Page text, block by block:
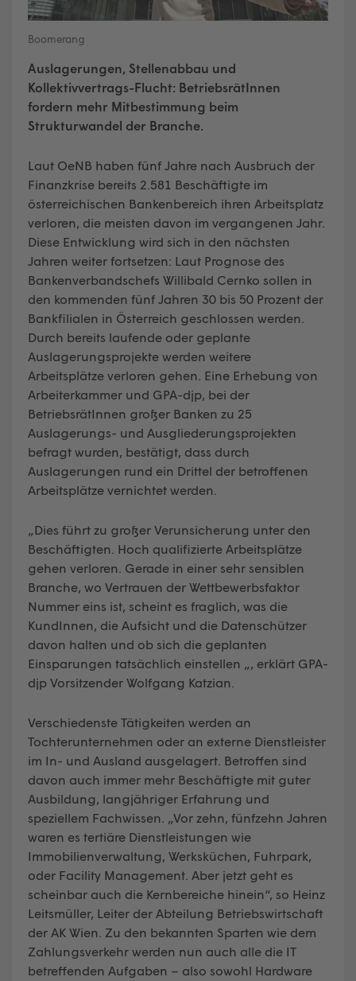
Boomerang
Auslagerungen, Stellenabbau und
Kollektivvertrags-Flucht: BetriebsrätInnen
fordern mehr Mitbestimmung beim
Strukturwandel der Branche.
Laut OeNB haben fünf Jahre nach Ausbruch der
Finanzkrise bereits 2.581 Beschäftigte im
österreichischen Bankenbereich ihren Arbeitsplatz
verloren, die meisten davon im vergangenen Jahr.
Diese Entwicklung wird sich in den nächsten
Jahren weiter fortsetzen: Laut Prognose des
Bankenverbandschefs Willibald Cernko sollen in
den kommenden fünf Jahren 30 bis 50 Prozent der
Bankfilialen in Österreich geschlossen werden.
Durch bereits laufende oder geplante
Auslagerungsprojekte werden weitere
Arbeitsplätze verloren gehen. Eine Erhebung von
Arbeiterkammer und GPA-djp, bei der
BetriebsrätInnen großer Banken zu 25
Auslagerungs- und Ausgliederungsprojekten
befragt wurden, bestätigt, dass durch
Auslagerungen rund ein Drittel der betroffenen
Arbeitsplätze vernichtet werden.
„Dies führt zu großer Verunsicherung unter den
Beschäftigten. Hoch qualifizierte Arbeitsplätze
gehen verloren. Gerade in einer sehr sensiblen
Branche, wo Vertrauen der Wettbewerbsfaktor
Nummer eins ist, scheint es fraglich, was die
KundInnen, die Aufsicht und die Datenschützer
davon halten und ob sich die geplanten
Einsparungen tatsächlich einstellen „, erklärt GPA-
djp Vorsitzender Wolfgang Katzian.
Verschiedenste Tätigkeiten werden an
Tochterunternehmen oder an externe Dienstleister
im In- und Ausland ausgelagert. Betroffen sind
davon auch immer mehr Beschäftigte mit guter
Ausbildung, langjähriger Erfahrung und
speziellem Fachwissen. „Vor zehn, fünfzehn Jahren
waren es tertiäre Dienstleistungen wie
Immobilienverwaltung, Werksküchen, Fuhrpark,
oder Facility Management. Aber jetzt geht es
scheinbar auch die Kernbereiche hinein“, so Heinz
Leitsmüller, Leiter der Abteilung Betriebswirtschaft
der AK Wien. Zu den bekannten Sparten wie dem
Zahlungsverkehr werden nun auch alle die IT
betreffenden Aufgaben – also sowohl Hardware